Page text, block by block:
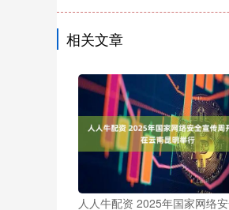
相关文章
人人牛配资 2025年国家网络